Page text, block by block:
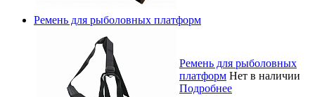
Ремень для рыболовных платформ
Ремень для рыболовных
платформ Нет в наличии
Подробнее